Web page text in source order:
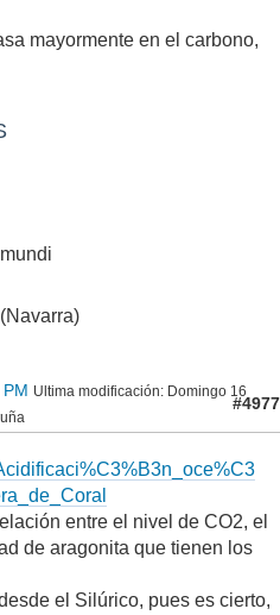
mayormente en el carbono,
Ultima modificación: Domingo 16
#4977
entre el nivel de CO2, el
de aragonita que tienen los
el Silúrico, pues es cierto,